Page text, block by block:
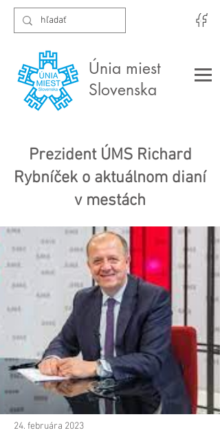
Únia miest
Slovenska
24. februára 2023
Prezident ÚMS Richard
Rybníček o aktuálnom dianí
v mestách